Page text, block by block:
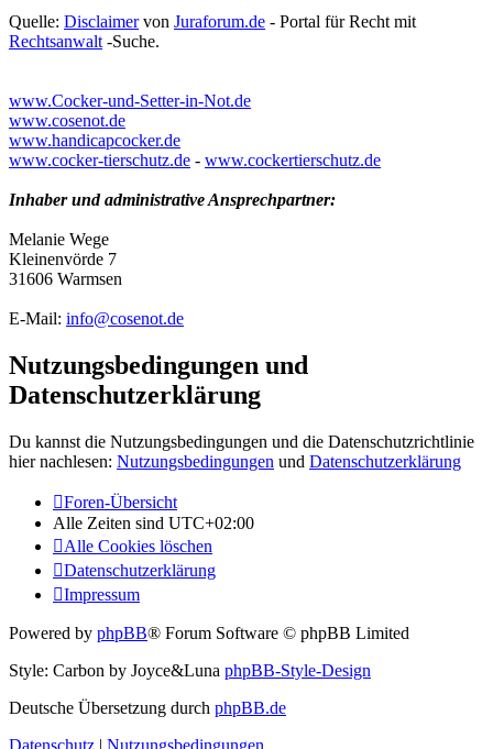
Quelle: Disclaimervon Juraforum.de - Portal für Recht mit
Rechtsanwalt -Suche.
www.Cocker-und-Setter-in-Not.de
www.cosenot.de
www.handicapcocker.de
www.cocker-tierschutz.de - www.cockertierschutz.de
Inhaber und administrative Ansprechpartner:
Melanie Wege
Kleinenvörde 7
31606 Warmsen
E-Mail: info@cosenot.de
Nutzungsbedingungen und
Datenschutzerklärung
Du kannst die Nutzungsbedingungen und die Datenschutzrichtlinie
hier nachlesen: Nutzungsbedingungen und Datenschutzerklärung
Foren-Übersicht
Alle Zeiten sind UTC+02:00
Alle Cookies löschen
Datenschutzerklärung
Impressum
Powered by phpBB® Forum Software © phpBB Limited
Style: Carbon by Joyce&Luna phpBB-Style-Design
Deutsche Übersetzung durch phpBB.de
Datenschutz | Nutzungsbedingungen